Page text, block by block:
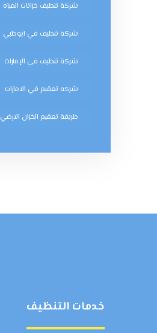
شركة تنظيف خزانات المياه
شركة تنظيف في ابوظبي
شركة تنظيف في الإمارات
شركه تعقيم في الامارات
طريقة تعقيم الخزان الارضي
خدمات التنظيف